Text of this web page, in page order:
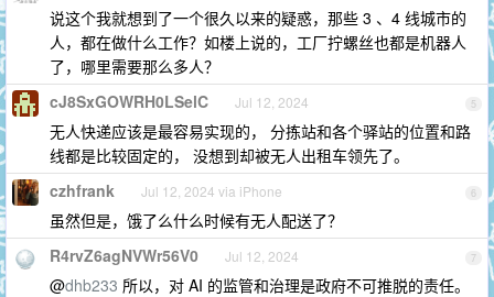
说这个我就想到了一个很久以来的疑惑，那些 3 、4 线城市的
人，都在做什么工作？如楼上说的，工厂拧螺丝也都是机器人
了，哪里需要那么多人？
5
cJ8SxGOWRH0LSelC Jul 12, 2024
无人快递应该是最容易实现的， 分拣站和各个驿站的位置和路
线都是比较固定的， 没想到却被无人出租车领先了。
6
czhfrank Jul 12, 2024 via iPhone
虽然但是，饿了么什么时候有无人配送了？
7
R4rvZ6agNVWr56V0 Jul 12, 2024
@dhb233 所以，对 AI 的监管和治理是政府不可推脱的责任。